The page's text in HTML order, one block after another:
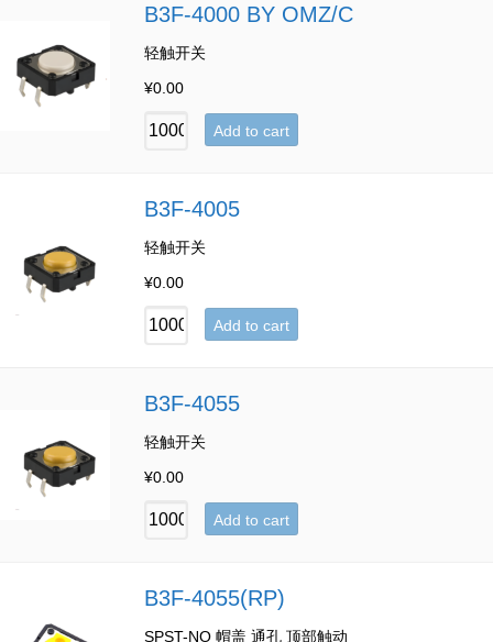
B3F-4000 BY OMZ/C
轻触开关
¥0.00
Add to cart
B3F-4005
轻触开关
¥0.00
Add to cart
B3F-4055
轻触开关
¥0.00
Add to cart
B3F-4055(RP)
SPST-NO 帽盖 通孔 顶部触动